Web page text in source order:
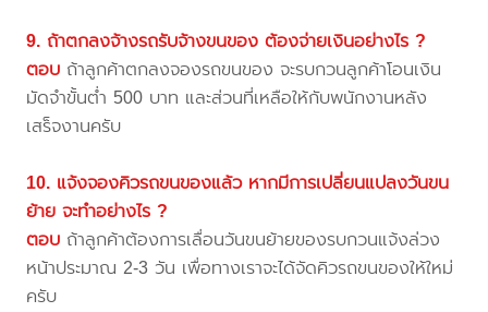
9. ถ้าตกลงจ้างรถรับจ้างขนของ ต้องจ่ายเงินอย่างไร ?
ตอบ ถ้าลูกค้าตกลงจองรถขนของ จะรบกวนลูกค้าโอนเงิน
มัดจำขั้นต่ำ 500 บาท และส่วนที่เหลือให้กับพนักงานหลัง
เสร็จงานครับ
10. แจ้งจองคิวรถขนของแล้ว หากมีการเปลี่ยนแปลงวันขน
ย้าย จะทำอย่างไร ?
ตอบ ถ้าลูกค้าต้องการเลื่อนวันขนย้ายของรบกวนแจ้งล่วง
หน้าประมาณ 2-3 วัน เพื่อทางเราจะได้จัดคิวรถขนของให้ใหม่
ครับ